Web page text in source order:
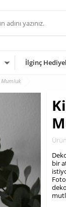
İlginç
Mumluk
bir